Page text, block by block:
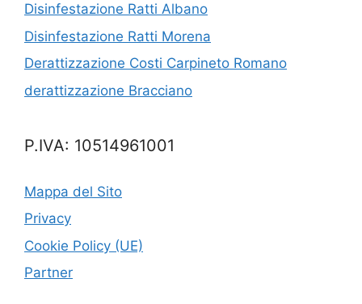
Disinfestazione Ratti Albano
Disinfestazione Ratti Morena
Derattizzazione Costi Carpineto Romano
derattizzazione Bracciano
P.IVA: 10514961001
Mappa del Sito
Privacy
Cookie Policy (UE)
Partner